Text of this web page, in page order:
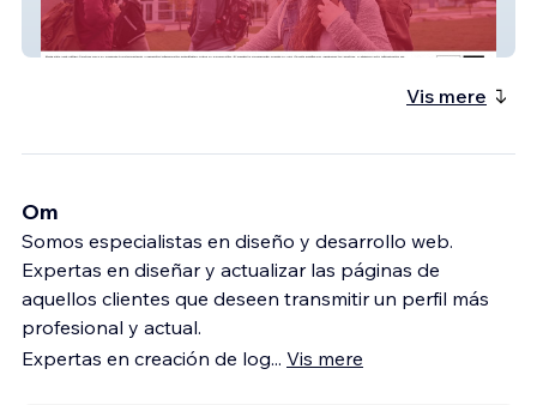
fundexeo
Vis mere
Om
Somos especialistas en diseño y desarrollo web.
Expertas en diseñar y actualizar las páginas de
aquellos clientes que deseen transmitir un perfil más
profesional y actual.
Expertas en creación de log... Vis mere